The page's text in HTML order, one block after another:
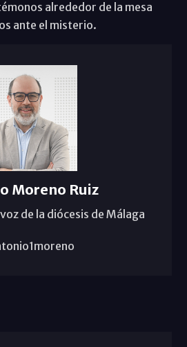
alrededor de la mesa
ante el misterio.
Moreno Ruiz
de la diócesis de Málaga